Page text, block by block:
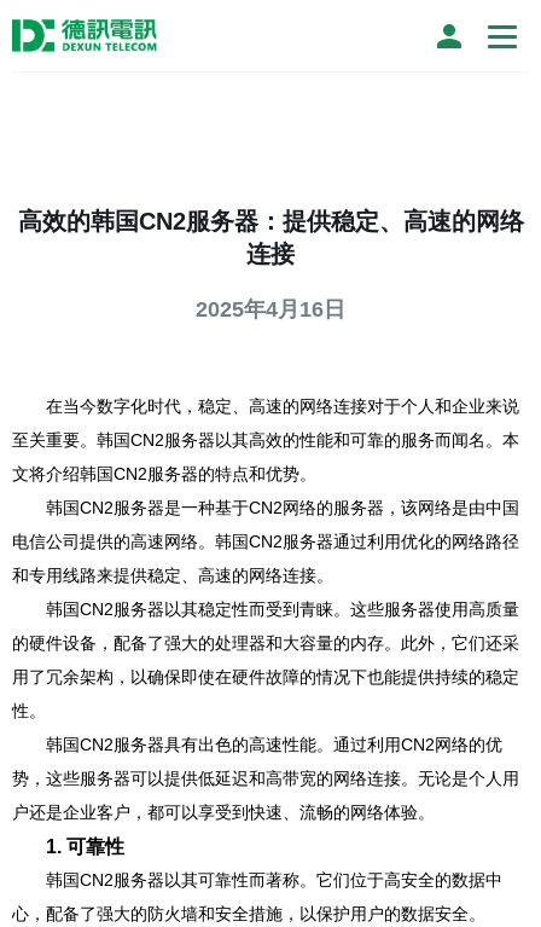
高效的韩国CN2服务器：提供稳定、高速的网络
连接
2025年4月16日
在当今数字化时代，稳定、高速的网络连接对于个人和企业来说
至关重要。韩国CN2服务器以其高效的性能和可靠的服务而闻名。本
文将介绍韩国CN2服务器的特点和优势。
韩国CN2服务器是一种基于CN2网络的服务器，该网络是由中国
电信公司提供的高速网络。韩国CN2服务器通过利用优化的网络路径
和专用线路来提供稳定、高速的网络连接。
韩国CN2服务器以其稳定性而受到青睐。这些服务器使用高质量
的硬件设备，配备了强大的处理器和大容量的内存。此外，它们还采
用了冗余架构，以确保即使在硬件故障的情况下也能提供持续的稳定
性。
韩国CN2服务器具有出色的高速性能。通过利用CN2网络的优
势，这些服务器可以提供低延迟和高带宽的网络连接。无论是个人用
户还是企业客户，都可以享受到快速、流畅的网络体验。
1. 可靠性
韩国CN2服务器以其可靠性而著称。它们位于高安全的数据中
心，配备了强大的防火墙和安全措施，以保护用户的数据安全。